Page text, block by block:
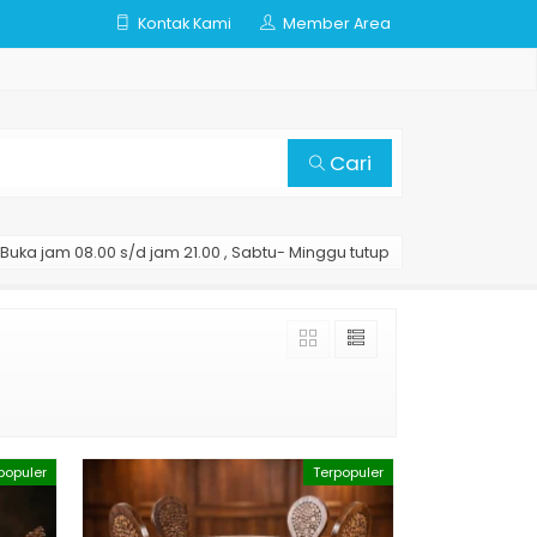
Kontak Kami Member Area
Cari
Buka jam 08.00 s/d jam 21.00 , Sabtu- Minggu tutup
Terpopuler